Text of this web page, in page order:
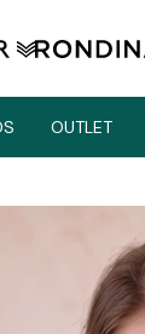
OUTLET